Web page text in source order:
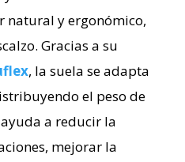
natural y ergonómico,
Gracias a su
, la suela se adapta
el peso de
a reducir la
mejorar la